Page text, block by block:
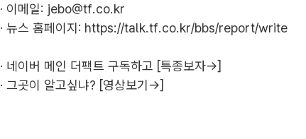
· 이메일: jebo@tf.co.kr
· 뉴스 홈페이지: https://talk.tf.co.kr/bbs/report/write
· 네이버 메인 더팩트 구독하고 [특종보자→]
· 그곳이 알고싶냐? [영상보기→]